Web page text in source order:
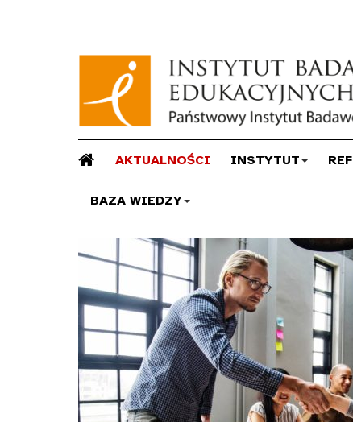
AKTUALNOŚCI INSTYTUT
BAZA WIEDZY